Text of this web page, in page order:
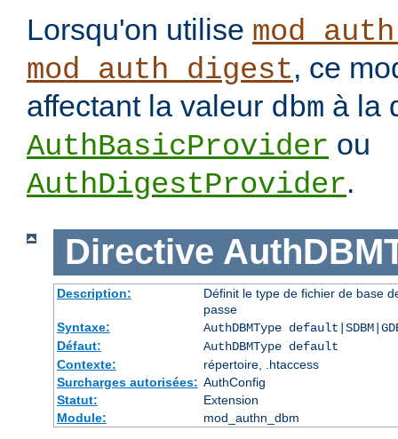
Lorsqu'on utilise
mod_auth_digest, ce
affectant la valeur dbm à la
AuthBasicProvider ou
AuthDigestProvider.
Directive
Description:
Définit le type de fichier de base
passe
Syntaxe:
AuthDBMType
Défaut:
AuthDBMType default
Contexte:
répertoire, .htaccess
Surcharges autorisées: AuthConfig
Statut:
Extension
Module:
mod_authn_dbm